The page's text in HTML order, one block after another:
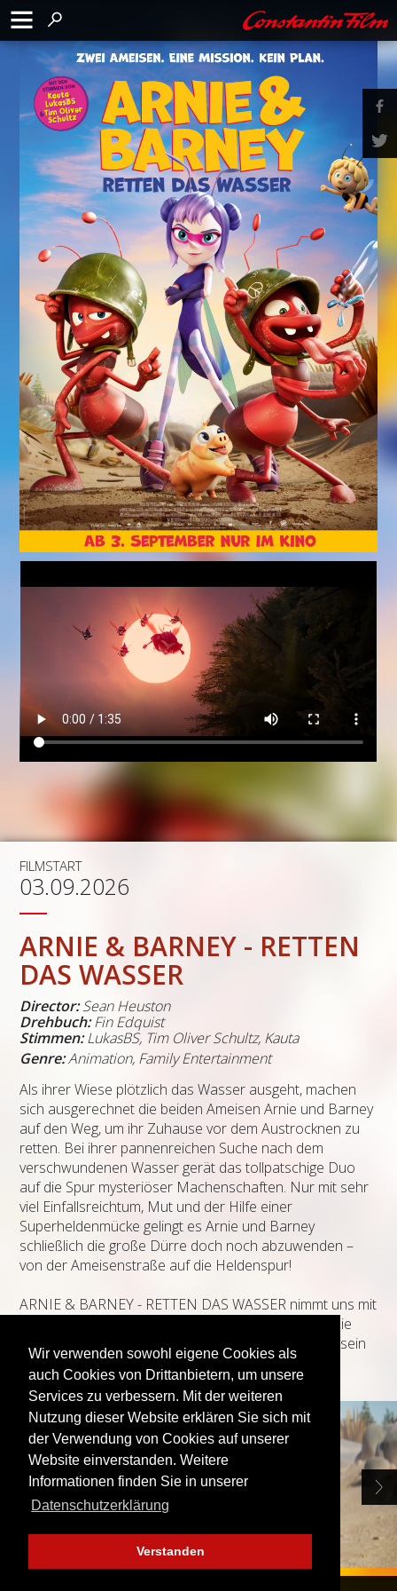
Wir verwenden sowohl eigene Cookies als
auch Cookies von Drittanbietern, um unsere
Services zu verbessern. Mit der weiteren
Nutzung dieser Website erklären Sie sich mit
der Verwendung von Cookies auf unserer
Website einverstanden. Weitere
Informationen finden Sie in unserer
Datenschutzerklärung
Verstanden
FILMSTART
03.09.2026
ARNIE & BARNEY - RETTEN
DAS WASSER
Director: Sean Heuston
Drehbuch: Fin Edquist
Stimmen: LukasBS, Tim Oliver Schultz, Kauta
Genre:Animation, Family Entertainment
Als ihrer Wiese plötzlich das Wasser ausgeht, machen
sich ausgerechnet die beiden Ameisen Arnie und Barney
auf den Weg, um ihr Zuhause vor dem Austrocknen zu
retten. Bei ihrer pannenreichen Suche nach dem
verschwundenen Wasser gerät das tollpatschige Duo
auf die Spur mysteriöser Machenschaften. Nur mit sehr
viel Einfallsreichtum, Mut und der Hilfe einer
Superheldenmücke gelingt es Arnie und Barney
schließlich die große Dürre doch noch abzuwenden –
von der Ameisenstraße auf die Heldenspur!
ARNIE & BARNEY - RETTEN DAS WASSER nimmt uns mit
auf eine wilde Reise voller Überraschungen durch die
fantastisch-bunte Welt der Natur – Umweltbewusstsein
inklusive, aber immer spielerisch und vor allem mit
großem Spaß.